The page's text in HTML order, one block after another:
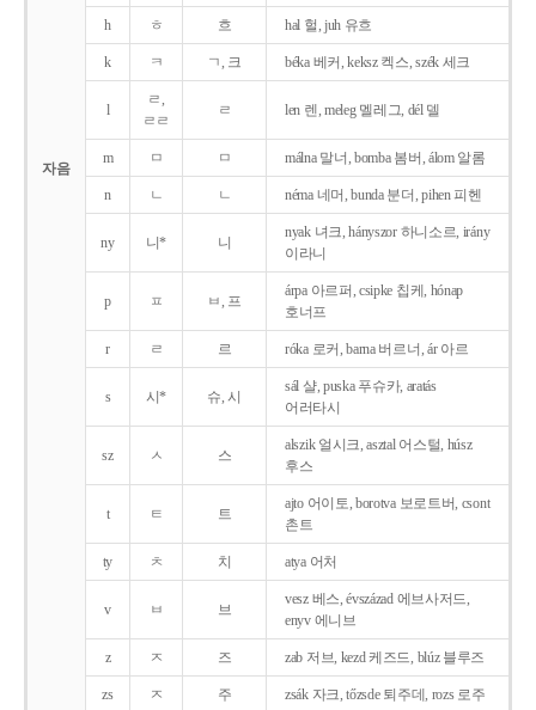
자음
h ㅎ 흐 hal 헐, juh 유흐
k ㅋ ㄱ, 크 béka 베커, keksz 켁스, szék 세크
l
ㄹ,
ㄹㄹ
ㄹ len 렌, meleg 멜레그, dél 델
m ㅁ ㅁ málna 말너, bomba 봄버, álom 알롬
n ㄴ ㄴ néma 네머, bunda 분더, pihen 피헨
ny 니* 니
nyak 녀크, hányszor 하니소르, irány
이라니
p ㅍ ㅂ, 프
árpa 아르퍼, csipke 칩케, hónap
호너프
r ㄹ 르 róka 로커, barna 버르너, ár 아르
s 시* 슈, 시
sál 샬, puska 푸슈카, aratás
어러타시
sz ㅅ 스
alszik 얼시크, asztal 어스털, húsz
후스
t ㅌ 트
ajto 어이토, borotva 보로트버, csont
촌트
ty ㅊ 치 atya 어처
v ㅂ 브
vesz 베스, évszázad 에브사저드,
enyv 에니브
z ㅈ 즈 zab 저브, kezd 케즈드, blúz 블루즈
zs ㅈ 주 zsák 자크, tőzsde 퇴주데, rozs 로주